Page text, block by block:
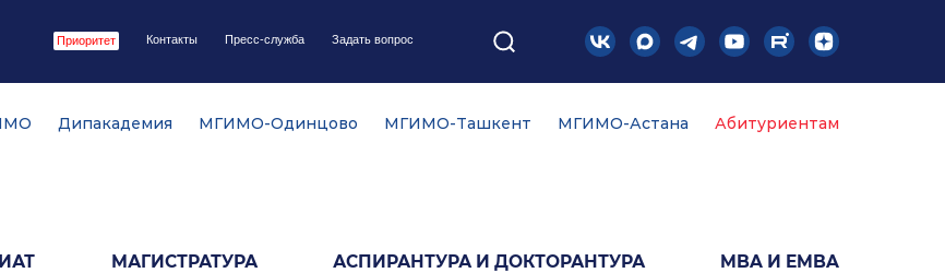
Приоритет Контакты Пресс-служба Задать вопрос
Дипакадемия МГИМО-Одинцово МГИМО-Ташкент МГИМО-Астана Абитуриентам
МАГИСТРАТУРА АСПИРАНТУРА И ДОКТОРАНТУРА MBA И EMBA